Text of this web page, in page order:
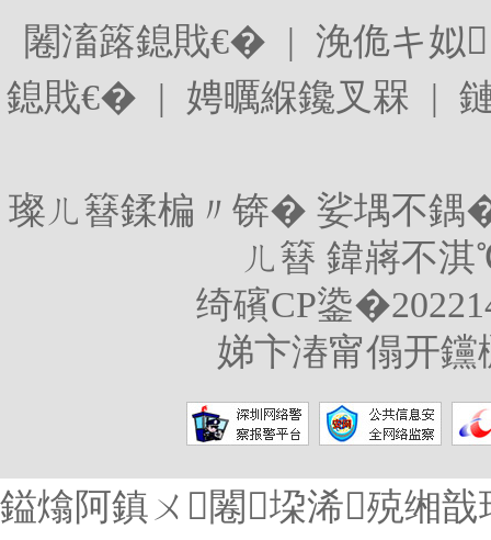
闂滀簬鎴戝€� | 浼佹キ姒
鎴戝€� | 娉曞緥鑱叉槑 |
璨ㄦ簮鍒楄〃锛� 娑堣不鍝
ㄦ簮 鍏嶈不
绮礗CP鍌
娣卞湷甯傝开
鎰熻阿鎮ㄨ闂垜浠殑缃